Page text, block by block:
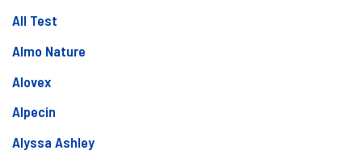
All Test
Almo Nature
Alovex
Alpecin
Alyssa Ashley